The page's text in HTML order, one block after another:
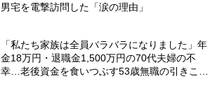
男宅を電撃訪問した「涙の理由」
「私たち家族は全員バラバラになりました」年
金18万円・退職金1,500万円の70代夫婦の不
幸…老後資金を食いつぶす53歳無職の引きこも